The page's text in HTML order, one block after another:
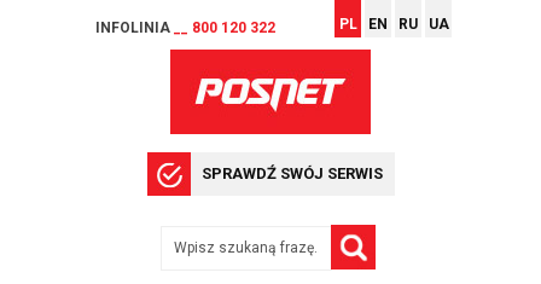
INFOLINIA __ 800 120 322 PL EN RU UA
SPRAWDŹ SWÓJ SERWIS